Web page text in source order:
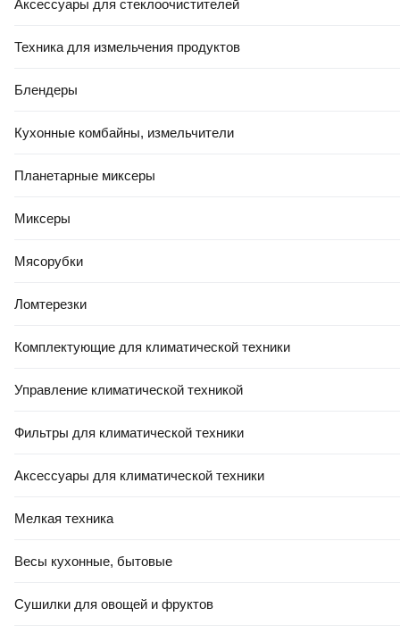
Аксессуары для стеклоочистителей
Техника для измельчения продуктов
Блендеры
Кухонные комбайны, измельчители
Планетарные миксеры
Миксеры
Мясорубки
Ломтерезки
Комплектующие для климатической техники
Управление климатической техникой
Фильтры для климатической техники
Аксессуары для климатической техники
Мелкая техника
Весы кухонные, бытовые
Сушилки для овощей и фруктов